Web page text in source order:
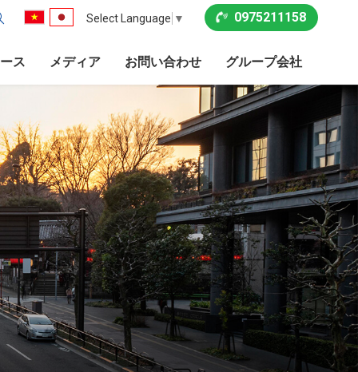
Select Language ▼ 0975211158
ス メディア お問い合わせ グループ会社